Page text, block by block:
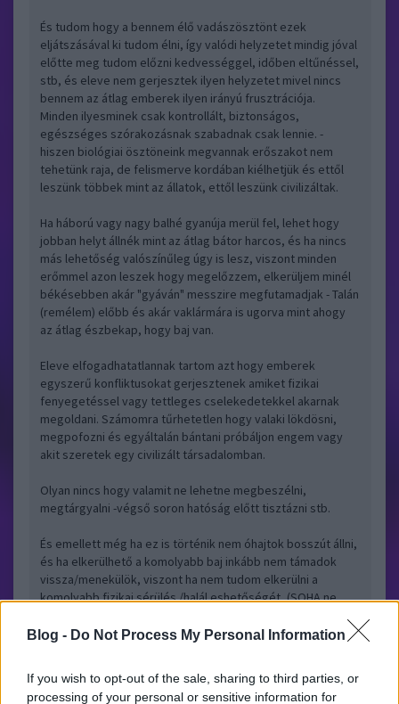
Blog - Do Not Process My Personal Information
If you wish to opt-out of the sale, sharing to third parties, or
processing of your personal or sensitive information for
És tudom hogy a bennem élő vadászösztönt ezek
eljátszásával ki tudom élni, így valódi helyzetet mindig jóval
előtte meg tudom előzni kedvességgel, időben eltűnéssel,
stb, és eleve nem gerjesztek ilyen helyzetet mivel nincs
bennem az átlag emberek ilyen irányú frusztrációja.
Minden ilyesminek csak kontrollált, biztonságos,
egészséges szórakozásnak szabadnak csak lennie. -
hiszen biológiai ösztöneink megvannak erőszakot nem
tehetünk raja, de felismerve kordában kiélhetjük és ettől
leszünk többek mint az állatok, ettől leszünk civilizáltak.
Ha háború vagy nagy balhé gyanúja merül fel, lehet hogy
jobban helyt állnék mint az átlag bátor harcos, és ha nincs
más lehetőség valószínűleg úgy is lesz, viszont minden
erőmmel azon leszek hogy megelőzzem, elkerüljem minél
békésebben akár "gyáván" messzire megfutamadjak - Talán
(remélem) előbb és akár vaklármára is ugorva mint ahogy
az átlag észbekap, hogy baj van.
Eleve elfogadhatatlannak tartom azt hogy emberek
egyszerű konfliktusokat gerjesztenek amiket fizikai
fenyegetéssel vagy tettleges cselekedetekkel akarnak
megoldani. Számomra tűrhetetlen hogy valaki lökdösni,
megpofozni és egyáltalán bántani próbáljon engem vagy
akit szeretek egy civilizált társadalomban.
Olyan nincs hogy valamit ne lehetne megbeszélni,
megtárgyalni -végső soron hatóság előtt tisztázni stb.
És emellett még ha ez is történik nem óhajtok bosszút állni,
és ha elkerülhető a komolyabb baj inkább nem támadok
vissza/menekülök, viszont ha nem tudom elkerülni a
komolyabb fizikai sérülés /halál eshetőségét, (SOHA ne
agresszivitási/hatékonysági szinttel fogok válaszolni amit